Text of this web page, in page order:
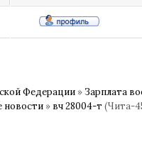
Федерации » Зарплата
новости » вч 28004-т (Чита-